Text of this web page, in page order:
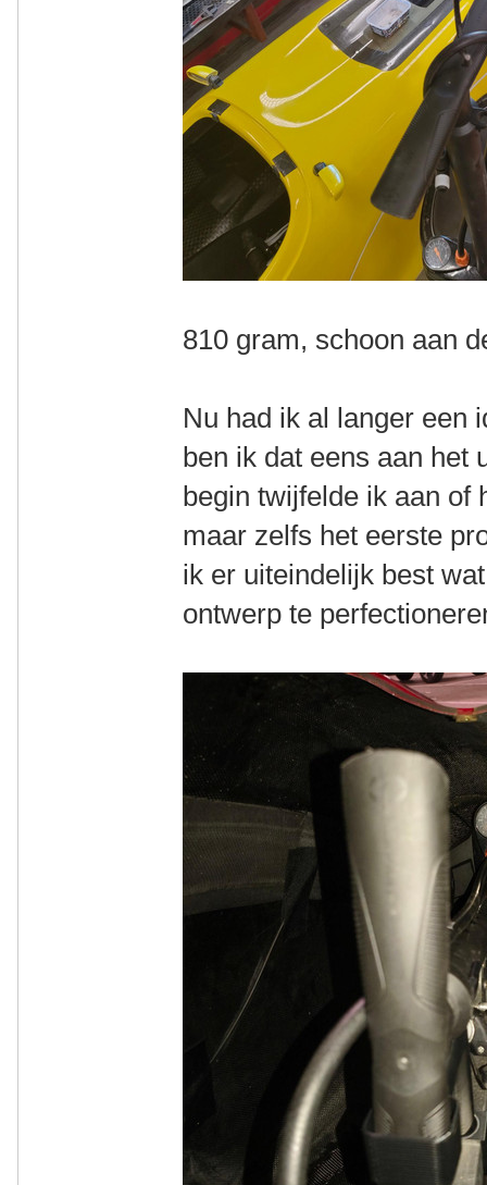
810 gram, schoon aan
Nu had ik al langer een
ben ik dat eens aan het
begin twijfelde ik aan of
maar zelfs het eerste
ik er uiteindelijk best
ontwerp te